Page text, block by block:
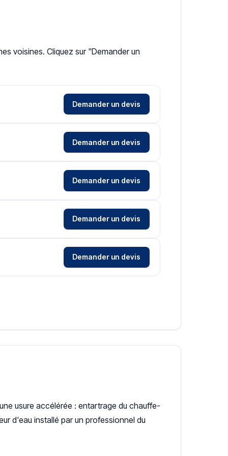
voisines. Cliquez sur "Demander un
Demander un devis
Demander un devis
Demander un devis
Demander un devis
Demander un devis
usure accélérée : entartrage du chauffe-
d'eau installé par un professionnel du